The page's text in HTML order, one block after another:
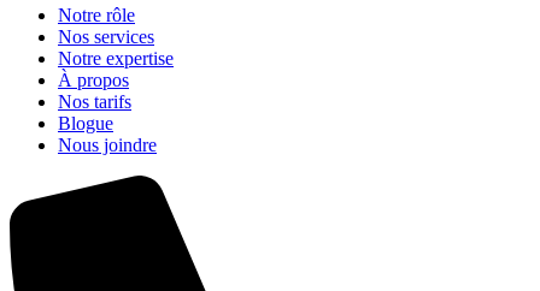
Notre rôle
Nos services
Notre expertise
À propos
Nos tarifs
Blogue
Nous joindre